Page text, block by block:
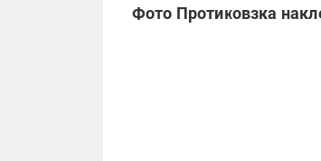
Фото Протиковзка